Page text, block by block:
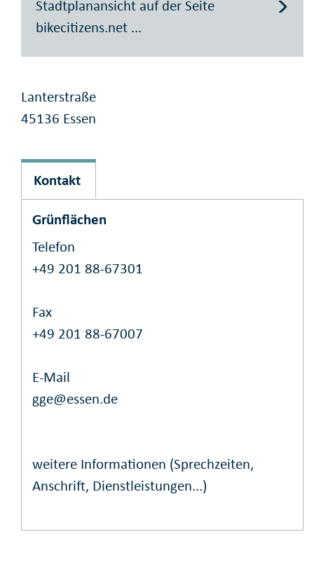
Stadtplanansicht auf der Seite
bikecitizens.net ...
Lanterstraße
45136 Essen
Kontakt
Grünflächen
Telefon
+49 201 88-67301
Fax
+49 201 88-67007
E-Mail
gge@essen.de
weitere Informationen (Sprechzeiten,
Anschrift, Dienstleistungen...)